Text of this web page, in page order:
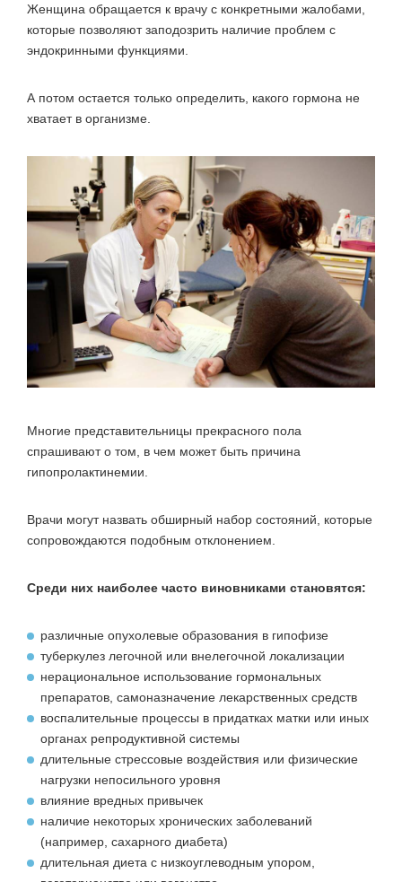
Женщина обращается к врачу с конкретными жалобами,
которые позволяют заподозрить наличие проблем с
эндокринными функциями.
А потом остается только определить, какого гормона не
хватает в организме.
Многие представительницы прекрасного пола
спрашивают о том, в чем может быть причина
гипопролактинемии.
Врачи могут назвать обширный набор состояний, которые
сопровождаются подобным отклонением.
Среди них наиболее часто виновниками становятся:
различные опухолевые образования в гипофизе
туберкулез легочной или внелегочной локализации
нерациональное использование гормональных
препаратов, самоназначение лекарственных средств
воспалительные процессы в придатках матки или иных
органах репродуктивной системы
длительные стрессовые воздействия или физические
нагрузки непосильного уровня
влияние вредных привычек
наличие некоторых хронических заболеваний
(например, сахарного диабета)
длительная диета с низкоуглеводным упором,